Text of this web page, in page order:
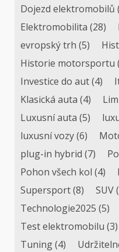
Dojezd elektromobilů
Elektromobilita (28)
evropský trh (5)
Historie motorsportu
Investice do aut(4)
Klasická auta (4)
Luxusní auta (5)
luxusní vozy(6)
plug-in hybrid (7)
Pohon všech kol (4)
Supersport(8) SUV
Technologie2025 (5)
Test elektromobilu (3)
Tuning(4)